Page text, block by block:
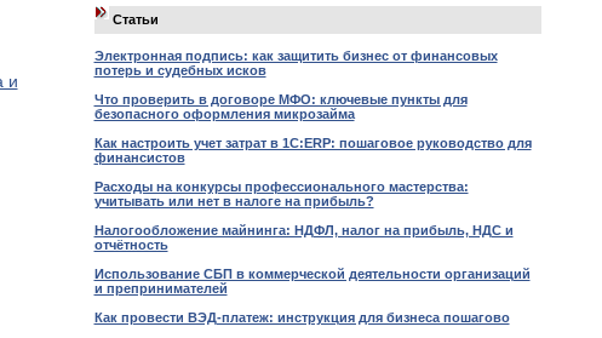
и
Статьи
Электронная подпись: как защитить бизнес от финансовых
потерь и судебных исков
Что проверить в договоре МФО: ключевые пункты для
безопасного оформления микрозайма
Как настроить учет затрат в 1С:ERP: пошаговое руководство для
финансистов
Расходы на конкурсы профессионального мастерства:
учитывать или нет в налоге на прибыль?
Налогообложение майнинга: НДФЛ, налог на прибыль, НДС и
отчётность
Использование СБП в коммерческой деятельности организаций
и препринимателей
Как провести ВЭД-платеж: инструкция для бизнеса пошагово